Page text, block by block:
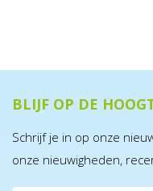
BLIJF OP DE
Schrijf je in op onze
onze nieuwigheden,